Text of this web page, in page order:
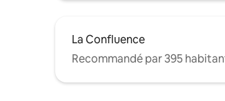
La Confluence
Recommandé par 395